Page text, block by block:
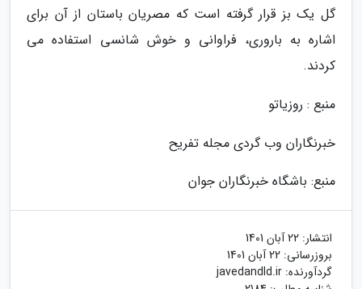
گل یک بز قرار گرفته است که مصریان باستان از آن برای
اشاره به باروری، فراوانی و خوش شانسی استفاده می
کردند.
منبع : روزیاتو
خبرنگاران وب گردی مجله تفریح
منبع: باشگاه خبرنگاران جوان
انتشار: 22 آبان 1401
بروزرسانی: 22 آبان 1401
گردآورنده: javedandld.ir